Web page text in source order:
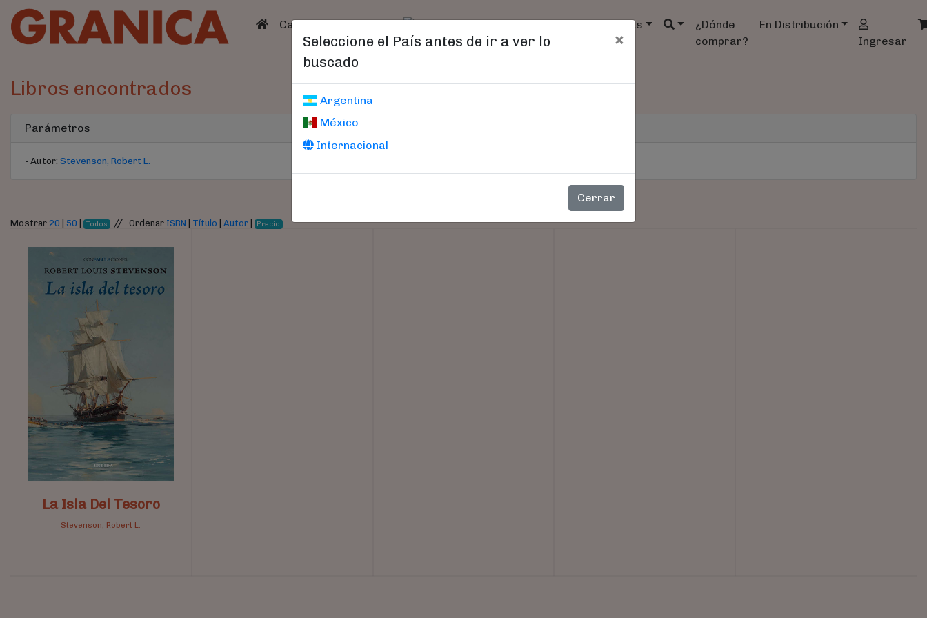
(current)
Catálogo Catálogo Agendas
¿Dónde
comprar?
En Distribución
Ingresar
Seleccione el País antes de ir a ver lo
buscado
×
Argentina
México
Internacional
Cerrar
Libros encontrados
Parámetros
- Autor: Stevenson, Robert L.
Mostrar 20 50 Todos // Ordenar ISBN Título Autor| Precio
La Isla Del Tesoro
Stevenson, Robert L.